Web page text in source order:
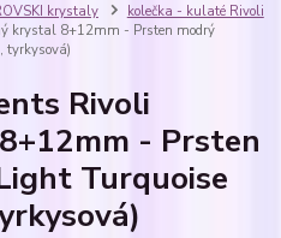
krystaly
kolečka - kulaté Rivoli
krystal 8+12mm - Prsten modrý
tyrkysová)
Rivoli
- Prsten
Turquoise